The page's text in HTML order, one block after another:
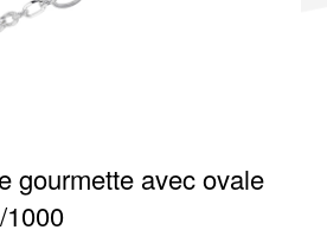
gourmette avec ovale